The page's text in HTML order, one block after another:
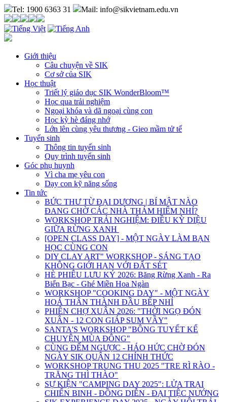
Tel: 1900 6363 31 Mail: info@sikvietnam.edu.vn
Giới thiệu
Câu chuyện về SIK
Cơ sở của SIK
Học thuật
Triết lý giáo dục SIK WonderBloom™
Học qua trải nghiệm
Ngoại khóa và dã ngoại cùng con
Học kỳ hè đáng nhớ
Lớn lên cùng yêu thương - Gieo mầm tử tế
Tuyển sinh
Thông tin tuyển sinh
Quy trình tuyển sinh
Góc phụ huynh
Vì cha mẹ yêu con
Dạy con kỹ năng sống
Tin tức
BỨC THƯ TỪ ĐẠI DƯƠNG | BÍ MẬT NÀO
ĐANG CHỜ CÁC NHÀ THÁM HIỂM NHÍ?
WORKSHOP TRẢI NGHIỆM: ĐIỀU KỲ DIỆU
GIỮA RỪNG XANH
[OPEN CLASS DAY] - MỘT NGÀY LÀM BẠN
HỌC CÙNG CON
DIY CLAY ART" WORKSHOP - SÁNG TẠO
KHÔNG GIỚI HẠN VỚI ĐẤT SÉT
HÈ PHIÊU LƯU KÝ 2026: Băng Rừng Xanh - Ra
Biển Bạc - Ghé Miền Hoa Ngàn
WORKSHOP "COOKING DAY" - MỘT NGÀY
HOÁ THÂN THÀNH ĐẦU BẾP NHÍ
PHIÊN CHỢ XUÂN 2026: "THỜI NGỌ ĐÓN
XUÂN - 12 CON GIÁP SUM VẦY"
SANTA'S WORKSHOP "BÔNG TUYẾT KỂ
CHUYỆN MÙA ĐÔNG"
CÙNG ĐẾM NGƯỢC - HÁO HỨC CHỜ ĐÓN
NGÀY SIK QUẬN 12 CHÍNH THỨC
WORKSHOP TRUNG THU 2025 "TRE RÌ RÀO -
TRĂNG THÌ THÀO"
SỰ KIỆN "CAMPING DAY 2025": LỬA TRẠI
CHIẾN BINH - ĐỒNG DIỄN - ĐẠI TIỆC NƯỚNG